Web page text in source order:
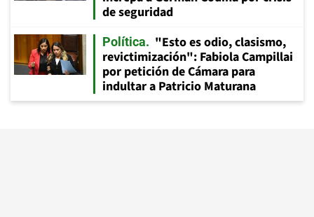
de seguridad
Política
"Esto es odio, clasismo,
revictimización": Fabiola Campillai
por petición de Cámara para
indultar a Patricio Maturana